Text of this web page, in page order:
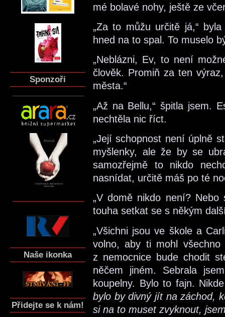
Sponzoři
Naše ikonka
Přidejte se k nám!
mé bolavé nohy, ještě ze
„Za to můžu určitě já,“
hned na to spal. To muselo
„Neblázni, Ev, to není
člověk. Promiň za ten
města.“
„Až na Bellu,“ špitla jsem.
nechtěla nic říct.
„Její schopnost není úplně
myšlenky, ale že by se
samozřejmě to nikdo
nasnídat, určitě máš po té
„V domě nikdo není? Nebo
touha setkat se s někým
„Všichni jsou ve škole a
volno, aby ti mohl
z nemocnice bude chodit
něčem jiném. Sebrala
koupelny. Bylo to fajn.
bylo by divný jít na záchod,
si na to muset zvyknout,